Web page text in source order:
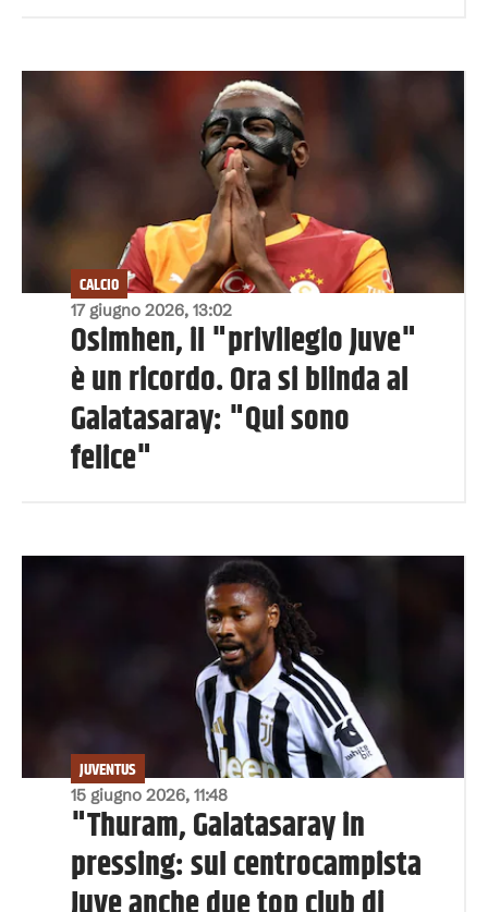
17 giugno 2026, 13:02
CALCIO
Osimhen, il "privilegio Juve"
è un ricordo. Ora si blinda al
Galatasaray: "Qui sono
felice"
15 giugno 2026, 11:48
JUVENTUS
"Thuram, Galatasaray in
pressing: sul centrocampista